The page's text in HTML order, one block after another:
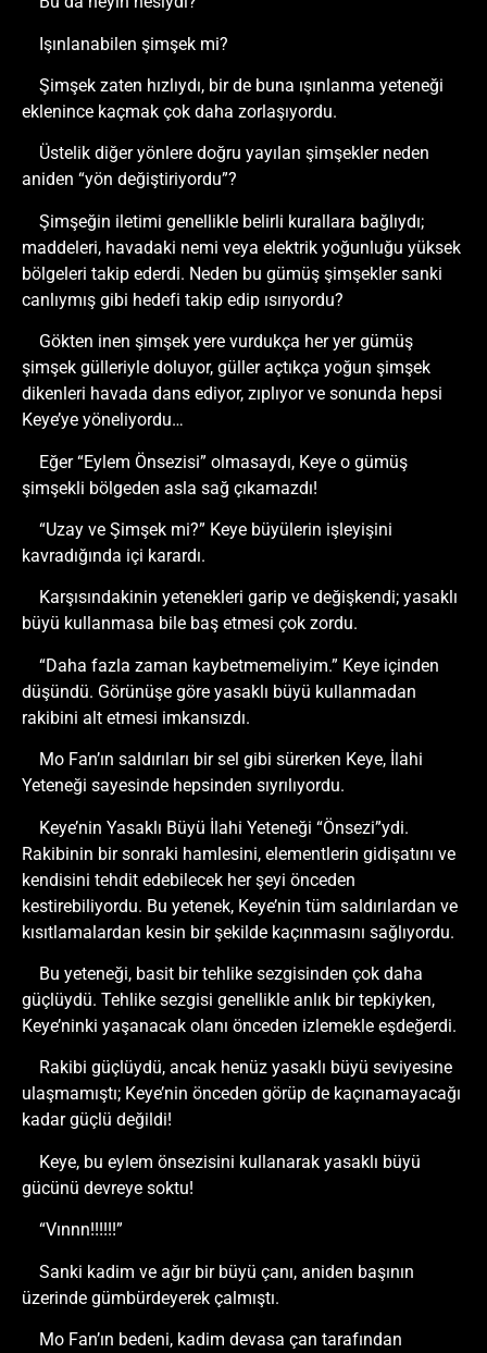
Işınlanabilen şimşek mi?
Şimşek zaten hızlıydı, bir de buna ışınlanma yeteneği
eklenince kaçmak çok daha zorlaşıyordu.
Üstelik diğer yönlere doğru yayılan şimşekler neden
aniden “yön değiştiriyordu”?
Şimşeğin iletimi genellikle belirli kurallara bağlıydı;
maddeleri, havadaki nemi veya elektrik yoğunluğu yüksek
bölgeleri takip ederdi. Neden bu gümüş şimşekler sanki
canlıymış gibi hedefi takip edip ısırıyordu?
Gökten inen şimşek yere vurdukça her yer gümüş
şimşek gülleriyle doluyor, güller açtıkça yoğun şimşek
dikenleri havada dans ediyor, zıplıyor ve sonunda hepsi
Keye’ye yöneliyordu…
Eğer “Eylem Önsezisi” olmasaydı, Keye o gümüş
şimşekli bölgeden asla sağ çıkamazdı!
“Uzay ve Şimşek mi?” Keye büyülerin işleyişini
kavradığında içi karardı.
Karşısındakinin yetenekleri garip ve değişkendi; yasaklı
büyü kullanmasa bile baş etmesi çok zordu.
“Daha fazla zaman kaybetmemeliyim.” Keye içinden
düşündü. Görünüşe göre yasaklı büyü kullanmadan
rakibini alt etmesi imkansızdı.
Mo Fan’ın saldırıları bir sel gibi sürerken Keye, İlahi
Yeteneği sayesinde hepsinden sıyrılıyordu.
Keye’nin Yasaklı Büyü İlahi Yeteneği “Önsezi”ydi.
Rakibinin bir sonraki hamlesini, elementlerin gidişatını ve
kendisini tehdit edebilecek her şeyi önceden
kestirebiliyordu. Bu yetenek, Keye’nin tüm saldırılardan ve
kısıtlamalardan kesin bir şekilde kaçınmasını sağlıyordu.
Bu yeteneği, basit bir tehlike sezgisinden çok daha
güçlüydü. Tehlike sezgisi genellikle anlık bir tepkiyken,
Keye’ninki yaşanacak olanı önceden izlemekle eşdeğerdi.
Rakibi güçlüydü, ancak henüz yasaklı büyü seviyesine
ulaşmamıştı; Keye’nin önceden görüp de kaçınamayacağı
kadar güçlü değildi!
Keye, bu eylem önsezisini kullanarak yasaklı büyü
gücünü devreye soktu!
“Vınnn!!!!!!”
Sanki kadim ve ağır bir büyü çanı, aniden başının
üzerinde gümbürdeyerek çalmıştı.
Mo Fan’ın bedeni, kadim devasa çan tarafından